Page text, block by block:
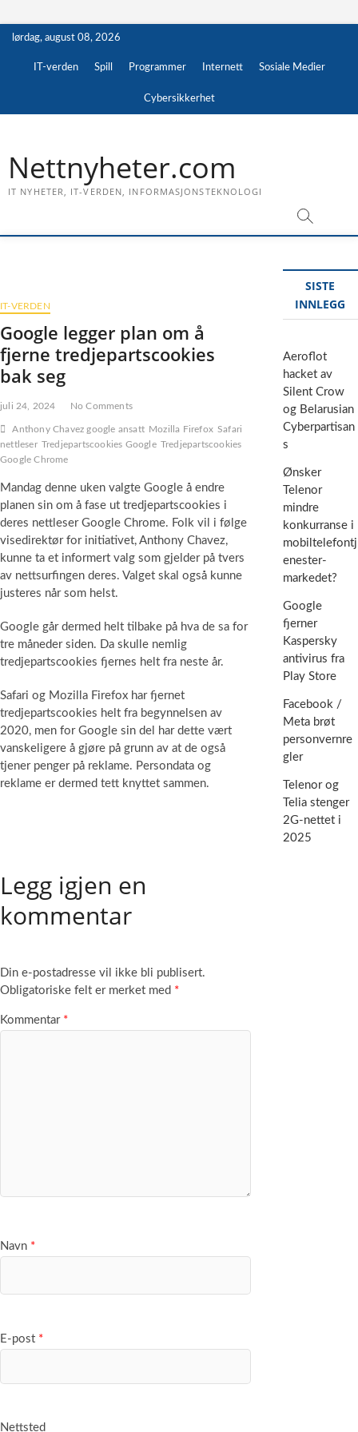
Skip
content
lørdag, august 08, 2026
IT-verden Spill Programmer Internett Sosiale Medier
Cybersikkerhet
Nettnyheter.com
IT NYHETER, IT-VERDEN, INFORMASJONSTEKNOLOGI
IT-VERDEN
Google legger plan om å
fjerne tredjepartscookies
bak seg
juli 24, 2024 No Comments
Anthony Chavez google ansatt Mozilla Firefox Safari
nettleser Tredjepartscookies Google Tredjepartscookies
Google Chrome
Mandag denne uken valgte Google å endre
planen sin om å fase ut tredjepartscookies i
deres nettleser Google Chrome. Folk vil i følge
visedirektør for initiativet, Anthony Chavez,
kunne ta et informert valg som gjelder på tvers
av nettsurfingen deres. Valget skal også kunne
justeres når som helst.
Google går dermed helt tilbake på hva de sa for
tre måneder siden. Da skulle nemlig
tredjepartscookies fjernes helt fra neste år.
Safari og Mozilla Firefox har fjernet
tredjepartscookies helt fra begynnelsen av
2020, men for Google sin del har dette vært
vanskeligere å gjøre på grunn av at de også
tjener penger på reklame. Persondata og
reklame er dermed tett knyttet sammen.
Legg igjen en
kommentar
Din e-postadresse vil ikke bli publisert.
Obligatoriske felt er merket med *
Kommentar *
Navn *
E-post *
Nettsted
SISTE
INNLEGG
Aeroflot
hacket av
Silent Crow
og Belarusian
Cyberpartisan
s
Ønsker
Telenor
mindre
konkurranse i
mobiltelefontj
enester-
markedet?
Google
fjerner
Kaspersky
antivirus fra
Play Store
Facebook /
Meta brøt
personvernre
gler
Telenor og
Telia stenger
2G-nettet i
2025